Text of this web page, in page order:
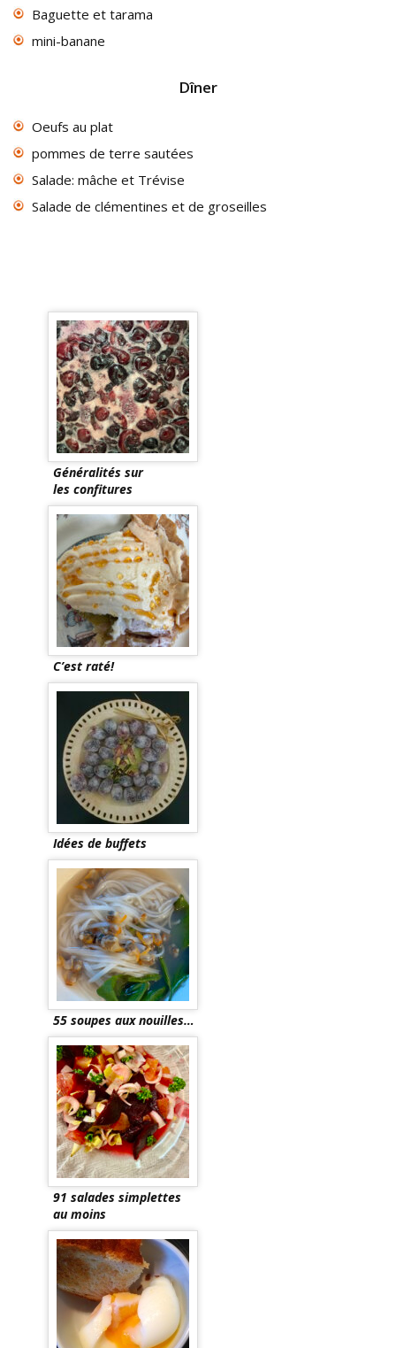
Baguette et tarama
mini-banane
Dîner
Oeufs au plat
pommes de terre sautées
Salade: mâche et Trévise
Salade de clémentines et de groseilles
Généralités sur
les confitures
C’est raté!
Idées de buffets
55 soupes aux nouilles…
91 salades simplettes
au moins